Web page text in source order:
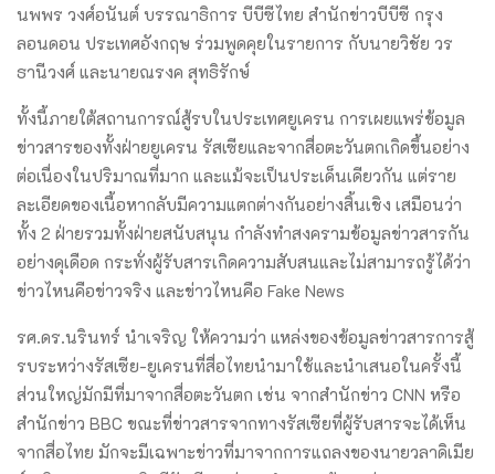
นพพร วงศ์อนันต์ บรรณาธิการ บีบีซีไทย สำนักข่าวบีบีซี กรุง
ลอนดอน ประเทศอังกฤษ ร่วมพูดคุยในรายการ กับนายวิชัย วร
ธานีวงศ์ และนายณรงค สุทธิรักษ์
ทั้งนี้ภายใต้สถานการณ์สู้รบในประเทศยูเครน การเผยแพร่ข้อมูล
ข่าวสารของทั้งฝ่ายยูเครน รัสเซียและจากสื่อตะวันตกเกิดขึ้นอย่าง
ต่อเนื่องในปริมาณที่มาก และแม้จะเป็นประเด็นเดียวกัน แต่ราย
ละเอียดของเนื้อหากลับมีความแตกต่างกันอย่างสิ้นเชิง เสมือนว่า
ทั้ง 2 ฝ่ายรวมทั้งฝ่ายสนับสนุน กำลังทำสงครามข้อมูลข่าวสารกัน
อย่างดุเดือด กระทั่งผู้รับสารเกิดความสับสนและไม่สามารถรู้ได้ว่า
ข่าวไหนคือข่าวจริง และข่าวไหนคือ Fake News
รศ.ดร.นรินทร์ นำเจริญ ให้ความว่า แหล่งของข้อมูลข่าวสารการสู้
รบระหว่างรัสเซีย-ยูเครนที่สื่อไทยนำมาใช้และนำเสนอในครั้งนี้
ส่วนใหญ่มักมีที่มาจากสื่อตะวันตก เช่น จากสำนักข่าว CNN หรือ
สำนักข่าว BBC ขณะที่ข่าวสารจากทางรัสเซียที่ผู้รับสารจะได้เห็น
จากสื่อไทย มักจะมีเฉพาะข่าวที่มาจากการแถลงของนายวลาดิเมีย